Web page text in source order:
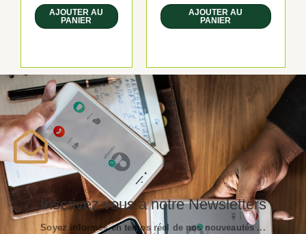
AJOUTER AU
PANIER
AJOUTER AU
PANIER
Inscrivez vous à notre Newsletters
Soyez informés en temps réel de nos nouveautés ...